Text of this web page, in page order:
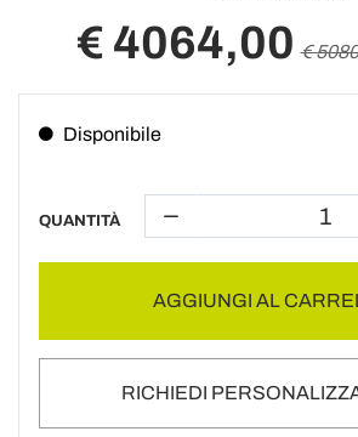
€ 4064,00 €
Disponibile
QUANTITÀ
AGGIUNGI AL
RICHIEDI